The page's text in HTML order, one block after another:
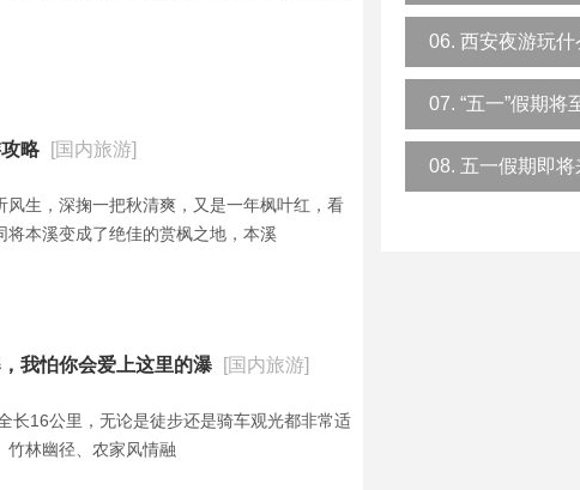
略 [国内旅游]
生，深掬一把秋清爽，又是一年枫叶红，看
本溪变成了绝佳的赏枫之地，本溪
我怕你会爱上这里的瀑 [国内旅游]
长16公里，无论是徒步还是骑车观光都非常适
竹林幽径、农家风情融